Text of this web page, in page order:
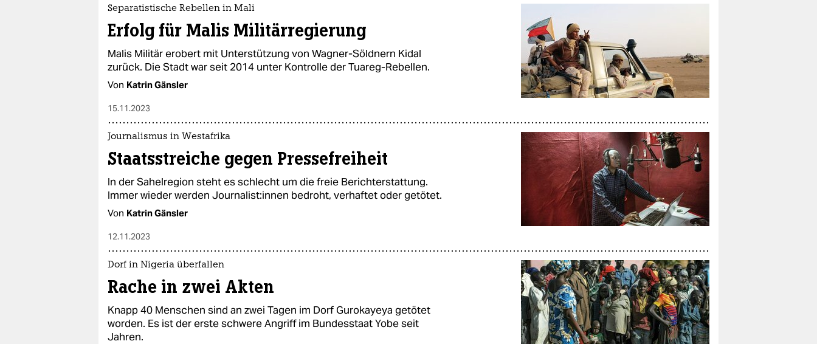
epaper login
Separatistische Rebellen in Mali
Erfolg für Malis Militärregierung
Malis Militär erobert mit Unterstützung von Wagner-Söldnern Kidal
zurück. Die Stadt war seit 2014 unter Kontrolle der Tuareg-Rebellen.
Von Katrin Gänsler
15.11.2023
Journalismus in Westafrika
Staatsstreiche gegen Pressefreiheit
In der Sahelregion steht es schlecht um die freie Berichterstattung.
Immer wieder werden Jour­na­lis­t:in­nen bedroht, verhaftet oder getötet.
Von Katrin Gänsler
12.11.2023
Dorf in Nigeria überfallen
Rache in zwei Akten
Knapp 40 Menschen sind an zwei Tagen im Dorf Gurokayeya getötet
worden. Es ist der erste schwere Angriff im Bundesstaat Yobe seit
Jahren.